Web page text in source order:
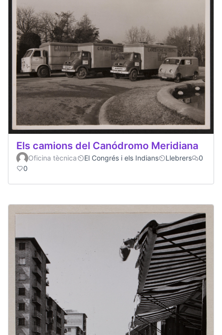
Els camions del Canódromo Meridiana
Oficina tècnica El Congrés i els Indians Llebrers
0
0